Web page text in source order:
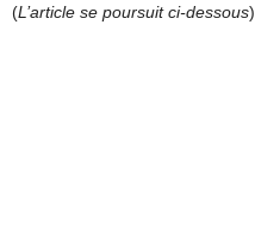
(L’article se poursuit ci-dessous)